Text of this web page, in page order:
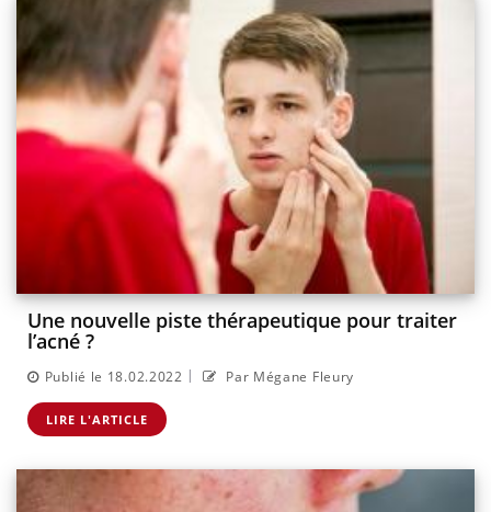
Une nouvelle piste thérapeutique pour traiter
l’acné ?
Publié le 18.02.2022 | Par Mégane Fleury
LIRE L'ARTICLE